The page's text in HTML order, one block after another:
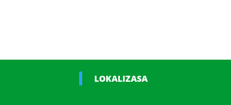
LOKALIZASA